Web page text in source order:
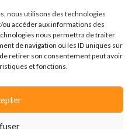
nous utilisons des technologies
accéder aux informations des
nous permettra de traiter
de navigation ou les ID uniques sur
retirer son consentement peut avoir
et fonctions.